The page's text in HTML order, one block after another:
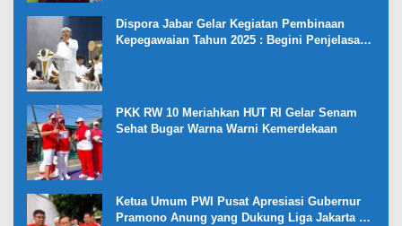
Dispora Jabar Gelar Kegiatan Pembinaan
Kepegawaian Tahun 2025 : Begini Penjelasan
PKK RW 10 Meriahkan HUT RI Gelar Senam
Sehat Bugar Warna Warni Kemerdekaan
Ketua Umum PWI Pusat Apresiasi Gubernur
Pramono Anung yang Dukung Liga Jakarta U-